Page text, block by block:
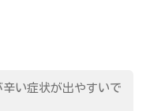
い症状が出やすいで